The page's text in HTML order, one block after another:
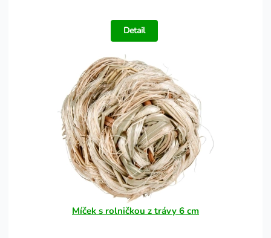
Detail
Míček s rolničkou z trávy 6 cm